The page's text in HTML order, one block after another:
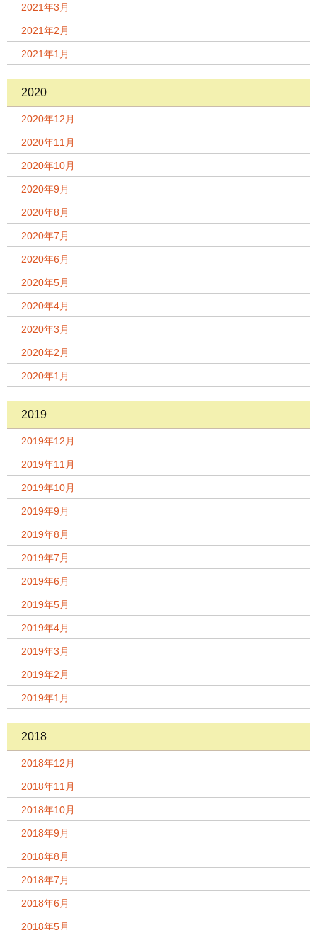
2021年3月
2021年2月
2021年1月
2020
2020年12月
2020年11月
2020年10月
2020年9月
2020年8月
2020年7月
2020年6月
2020年5月
2020年4月
2020年3月
2020年2月
2020年1月
2019
2019年12月
2019年11月
2019年10月
2019年9月
2019年8月
2019年7月
2019年6月
2019年5月
2019年4月
2019年3月
2019年2月
2019年1月
2018
2018年12月
2018年11月
2018年10月
2018年9月
2018年8月
2018年7月
2018年6月
2018年5月